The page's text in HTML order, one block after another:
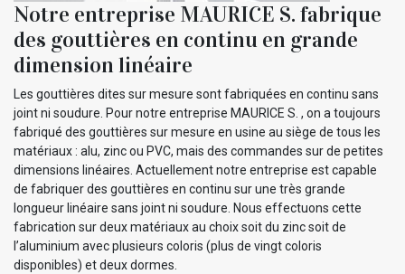
Notre entreprise MAURICE S. fabrique
des gouttières en continu en grande
dimension linéaire
Les gouttières dites sur mesure sont fabriquées en continu sans
joint ni soudure. Pour notre entreprise MAURICE S. , on a toujours
fabriqué des gouttières sur mesure en usine au siège de tous les
matériaux : alu, zinc ou PVC, mais des commandes sur de petites
dimensions linéaires. Actuellement notre entreprise est capable
de fabriquer des gouttières en continu sur une très grande
longueur linéaire sans joint ni soudure. Nous effectuons cette
fabrication sur deux matériaux au choix soit du zinc soit de
l’aluminium avec plusieurs coloris (plus de vingt coloris
disponibles) et deux dormes.